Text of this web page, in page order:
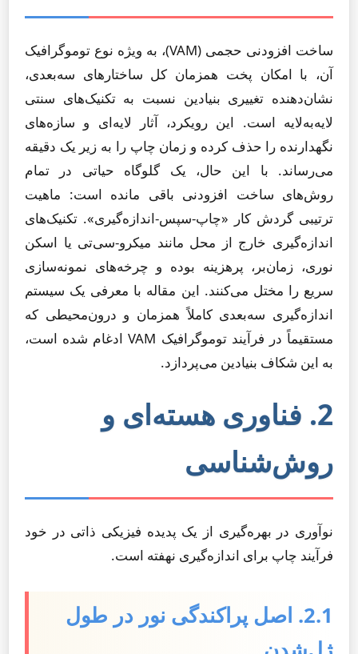
ساخت افزودنی حجمی (VAM)، به ویژه نوع توموگرافیک
آن، با امکان پخت همزمان کل ساختارهای سه‌بعدی،
نشان‌دهنده تغییری بنیادین نسبت به تکنیک‌های سنتی
لایه‌به‌لایه است. این رویکرد، آثار لایه‌ای و سازه‌های
نگهدارنده را حذف کرده و زمان چاپ را به زیر یک دقیقه
می‌رساند. با این حال، یک گلوگاه حیاتی در تمام
روش‌های ساخت افزودنی باقی مانده است: ماهیت
ترتیبی گردش کار «چاپ-سپس-اندازه‌گیری». تکنیک‌های
اندازه‌گیری خارج از محل مانند میکرو-سی‌تی یا اسکن
نوری، زمان‌بر، پرهزینه بوده و چرخه‌های نمونه‌سازی
سریع را مختل می‌کنند. این مقاله با معرفی یک سیستم
اندازه‌گیری سه‌بعدی کاملاً همزمان و درون‌محیطی که
مستقیماً در فرآیند توموگرافیک VAM ادغام شده است،
به این شکاف بنیادین می‌پردازد.
2. فناوری هسته‌ای و
روش‌شناسی
نوآوری در بهره‌گیری از یک پدیده فیزیکی ذاتی در خود
فرآیند چاپ برای اندازه‌گیری نهفته است.
2.1. اصل پراکندگی نور در طول